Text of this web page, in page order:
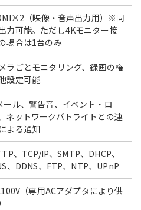
（映像・音声出力用）※同
力可能。ただし4Kモニター接
場合は1台のみ
ラごとモニタリング、録画の権
設定可能
ール、警告音、イベント・ロ
ネットワークパトライトとの連
よる通知
、TCP/IP、SMTP、DHCP、
、DDNS、FTP、NTP、UPnP
（専用ACアダプタにより供